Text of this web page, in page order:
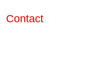
Contact